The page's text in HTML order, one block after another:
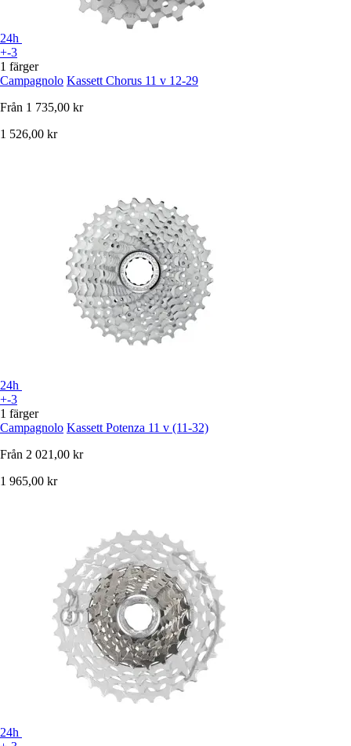
24h
+-3
1 färger
Campagnolo Kassett Chorus 11 v 12-29
Från 1 735,00 kr
1 526,00 kr
24h
+-3
1 färger
Campagnolo Kassett Potenza 11 v (11-32)
Från 2 021,00 kr
1 965,00 kr
24h